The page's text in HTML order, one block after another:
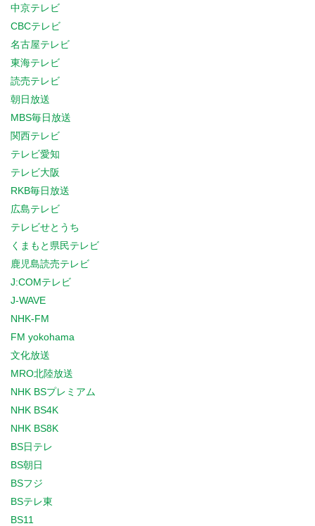
中京テレビ
CBCテレビ
名古屋テレビ
東海テレビ
読売テレビ
朝日放送
MBS毎日放送
関西テレビ
テレビ愛知
テレビ大阪
RKB毎日放送
広島テレビ
テレビせとうち
くまもと県民テレビ
鹿児島読売テレビ
J:COMテレビ
J-WAVE
NHK-FM
FM yokohama
文化放送
MRO北陸放送
NHK BSプレミアム
NHK BS4K
NHK BS8K
BS日テレ
BS朝日
BSフジ
BSテレ東
BS11